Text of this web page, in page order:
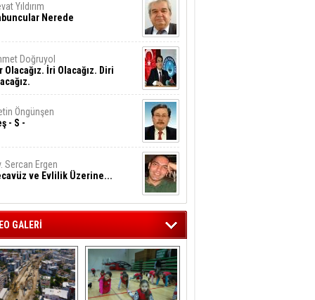
Yıldırım
Nerede
Doğruyol
Olacağız. İri Olacağız. Diri
Öngünşen
- S -
Sercan Ergen
ve Evlilik Üzerine...
GALERİ